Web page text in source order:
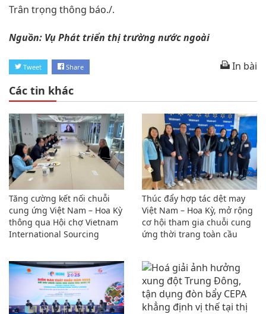
Trân trọng thông báo./.
Nguồn: Vụ Phát triển thị trường nước ngoài
In bài
Tweet Share
Các tin khác
Tăng cường kết nối chuỗi
cung ứng Việt Nam – Hoa Kỳ
thông qua Hội chợ Vietnam
International Sourcing
Thúc đẩy hợp tác dệt may
Việt Nam – Hoa Kỳ, mở rộng
cơ hội tham gia chuỗi cung
ứng thời trang toàn cầu